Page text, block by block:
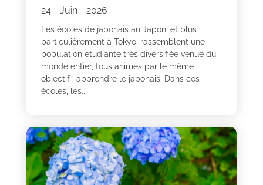
24 - Juin - 2026
Les écoles de japonais au Japon, et plus
particulièrement à Tokyo, rassemblent une
population étudiante très diversifiée venue du
monde entier, tous animés par le même
objectif : apprendre le japonais. Dans ces
écoles, les...